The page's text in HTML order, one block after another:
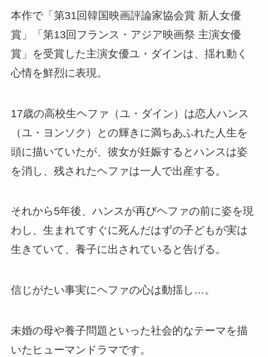
本作で「第31回韓国映画評論家協会賞 新人女優
賞」「第13回フランス・アジア映画祭 主演女優
賞」を受賞した主演女優ユ・ダインは、揺れ動く
心情を鮮烈に表現。
17歳の高校生ヘファ（ユ・ダイン）は恋人ハンス
（ユ・ヨンソク）との輝きに満ちあふれた人生を
頭に描いていたが、彼女が妊娠するとハンスは姿
を消し、残されたヘファは一人で出産する。
それから5年後、ハンスが再びヘファの前に姿を現
わし、生まれてすぐに死んだはずの子どもが実は
生きていて、養子に出されていると告げる。
信じがたい事実にヘファの心は動揺し…。
未婚の母や養子問題といった社会的なテーマを描
いたヒューマンドラマです。